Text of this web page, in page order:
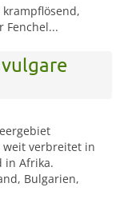
Fenchel...
weit verbreitet in
in Afrika.
Bulgarien,